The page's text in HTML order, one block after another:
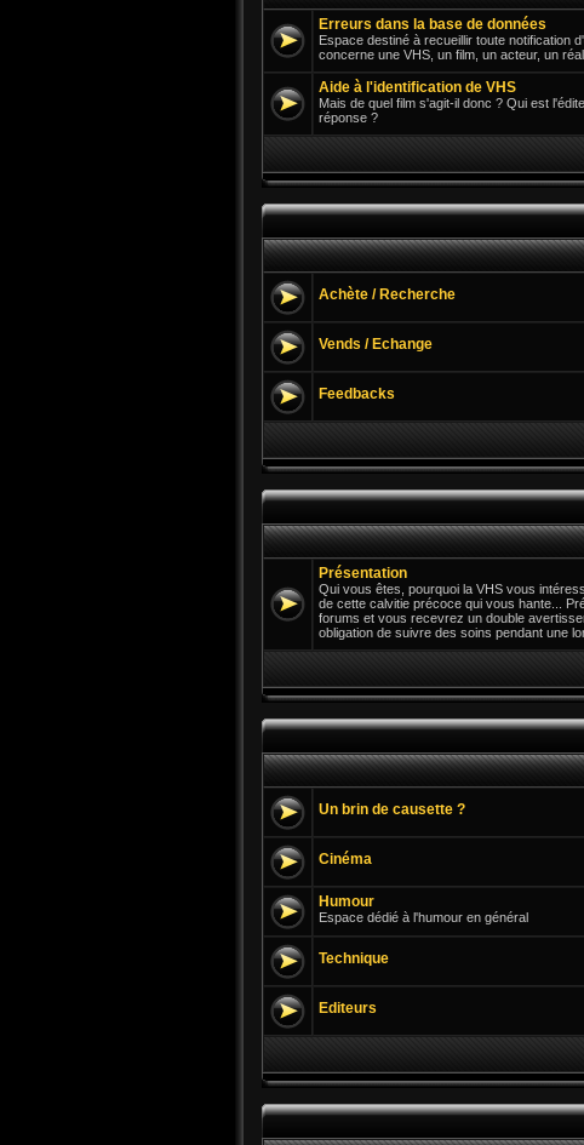
Erreurs dans la base de données
Espace destiné à recueillir toute notification
concerne une VHS, un film, un acteur, un
Aide à l'identification de VHS
Mais de quel film s'agit-il donc ? Qui est
réponse ?
Achète / Recherche
Vends / Echange
Feedbacks
Présentation
Qui vous êtes, pourquoi la VHS vous
de cette calvitie précoce qui vous hante...
forums et vous recevrez un double
obligation de suivre des soins pendant une
Un brin de causette ?
Cinéma
Humour
Espace dédié à l'humour en général
Technique
Editeurs